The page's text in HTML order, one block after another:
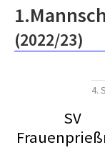
(2022/23)
4.
SV